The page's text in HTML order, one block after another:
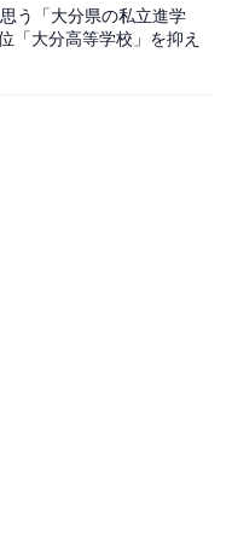
う「大分県の私立進学
「大分高等学校」を抑え